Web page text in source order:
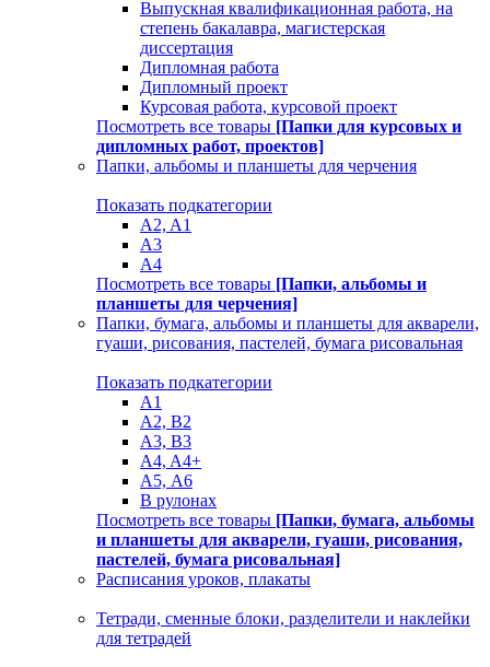
Выпускная квалификационная работа, на
степень бакалавра, магистерская
диссертация
Дипломная работа
Дипломный проект
Курсовая работа, курсовой проект
Посмотреть все товары [Папки для курсовых и
дипломных работ, проектов]
Папки, альбомы и планшеты для черчения
Показать подкатегории
A2, A1
A3
A4
Посмотреть все товары [Папки, альбомы и
планшеты для черчения]
Папки, бумага, альбомы и планшеты для акварели,
гуаши, рисования, пастелей, бумага рисовальная
Показать подкатегории
A1
A2, B2
A3, B3
A4, A4+
А5, А6
В рулонах
Посмотреть все товары [Папки, бумага, альбомы
и планшеты для акварели, гуаши, рисования,
пастелей, бумага рисовальная]
Расписания уроков, плакаты
Тетради, сменные блоки, разделители и наклейки
для тетрадей